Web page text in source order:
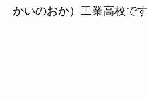
かいのおか）工業高校です